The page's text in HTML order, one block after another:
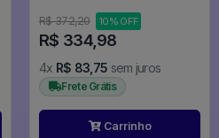
R$ 372,20
10% OFF
R$ 334,98
4x R$ 83,75 sem juros
Frete Grátis
Carrinho